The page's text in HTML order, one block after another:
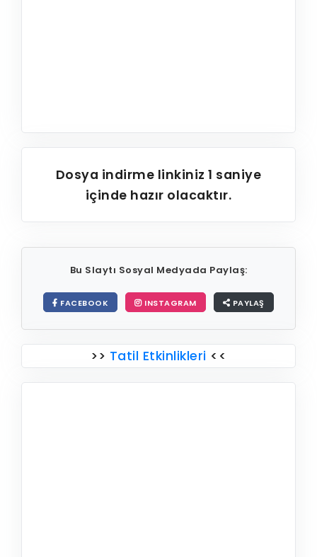
Dosya indirme linkiniz1 saniye
içinde hazır olacaktır.
Bu Slaytı Sosyal Medyada Paylaş:
FACEBOOK INSTAGRAM PAYLAŞ
>> Tatil Etkinlikleri <<